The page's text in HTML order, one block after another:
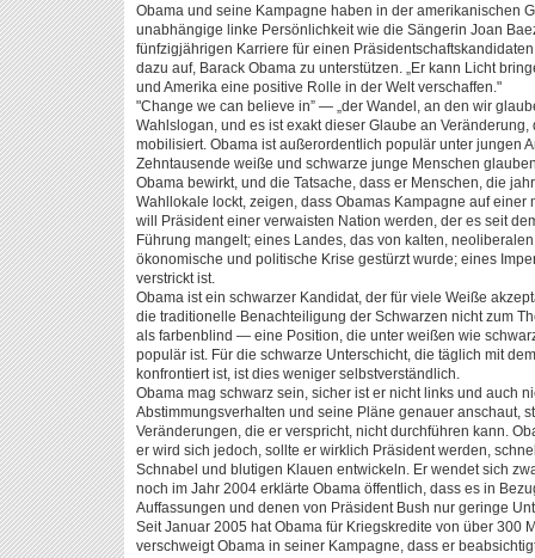
Obama und seine Kampagne haben in der amerikanischen
unabhängige linke Persönlichkeit wie die Sängerin Joan
fünfzigjährigen Karriere für einen
dazu auf, Barack Obama zu unterstützen. „Er kann Licht
und Amerika eine positive Rolle in der Welt verschaffen."
"Change we can believe in” — „der Wandel, an den wir
Wahlslogan, und es ist exakt dieser Glaube an
mobilisiert. Obama ist außerordentlich populär unter jungen
Zehntausende weiße und schwarze junge Menschen
Obama bewirkt, und die Tatsache, dass er Menschen, die
Wahllokale lockt, zeigen, dass Obamas Kampagne auf
will Präsident einer verwaisten Nation werden, der es seit
Führung mangelt; eines Landes, das von kalten,
ökonomische und politische Krise gestürzt wurde; eines
verstrickt ist.
Obama ist ein schwarzer Kandidat, der für viele Weiße
die traditionelle Benachteiligung der Schwarzen nicht zum
als farbenblind — eine Position, die unter weißen wie
populär ist. Für die schwarze Unterschicht, die täglich mit
konfrontiert ist, ist dies weniger selbstverständlich.
Obama mag schwarz sein, sicher ist er nicht links und auch
Abstimmungsverhalten und seine Pläne genauer anschaut,
Veränderungen, die er verspricht, nicht durchführen kann.
er wird sich jedoch, sollte er wirklich Präsident werden,
Schnabel und blutigen Klauen entwickeln. Er wendet sich
noch im Jahr 2004 erklärte Obama öffentlich, dass es in
Auffassungen und denen von Präsident Bush nur geringe
Seit Januar 2005 hat Obama für Kriegskredite von über 300
verschweigt Obama in seiner Kampagne, dass er